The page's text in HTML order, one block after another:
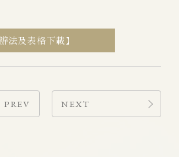
法及表格下載】
PREV NEXT